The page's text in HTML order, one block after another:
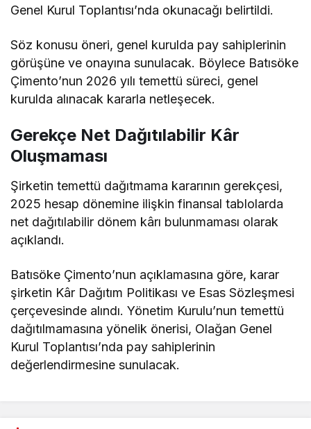
Genel Kurul Toplantısı’nda okunacağı belirtildi.
Söz konusu öneri, genel kurulda pay sahiplerinin
görüşüne ve onayına sunulacak. Böylece Batısöke
Çimento’nun 2026 yılı temettü süreci, genel
kurulda alınacak kararla netleşecek.
Gerekçe Net Dağıtılabilir Kâr
Oluşmaması
Şirketin temettü dağıtmama kararının gerekçesi,
2025 hesap dönemine ilişkin finansal tablolarda
net dağıtılabilir dönem kârı bulunmaması olarak
açıklandı.
Batısöke Çimento’nun açıklamasına göre, karar
şirketin Kâr Dağıtım Politikası ve Esas Sözleşmesi
çerçevesinde alındı. Yönetim Kurulu’nun temettü
dağıtılmamasına yönelik önerisi, Olağan Genel
Kurul Toplantısı’nda pay sahiplerinin
değerlendirmesine sunulacak.